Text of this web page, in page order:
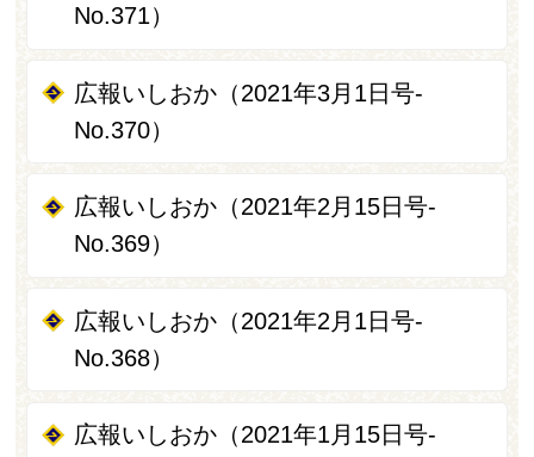
No.371）
広報いしおか（2021年3月1日号-
No.370）
広報いしおか（2021年2月15日号-
No.369）
広報いしおか（2021年2月1日号-
No.368）
広報いしおか（2021年1月15日号-